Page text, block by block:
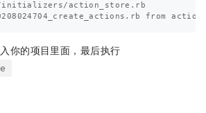
initializers/action_store.rb
你的项目里面，最后执行